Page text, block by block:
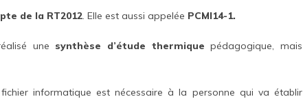
de la RT2012. Elle est aussi appelée PCMI14-1.
une synthèse d’étude thermique pédagogique, mais
informatique est nécessaire à la personne qui va établir